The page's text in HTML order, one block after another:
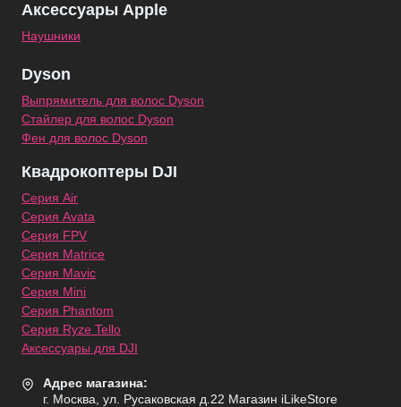
Аксессуары Apple
Наушники
Dyson
Выпрямитель для волос Dyson
Стайлер для волос Dyson
Фен для волос Dyson
Квадрокоптеры DJI
Серия Air
Серия Avata
Серия FPV
Серия Matrice
Серия Mavic
Серия Mini
Серия Phantom
Серия Ryze Tello
Аксессуары для DJI
Адрес магазина:
г. Москва, ул. Русаковская д.22 Магазин iLikeStore